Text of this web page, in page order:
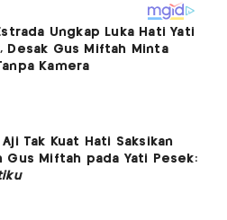
Ungkap Luka Hati Yati
Desak Gus Miftah Minta
Kamera
Aji Tak Kuat Hati Saksikan
Gus Miftah pada Yati Pesek: